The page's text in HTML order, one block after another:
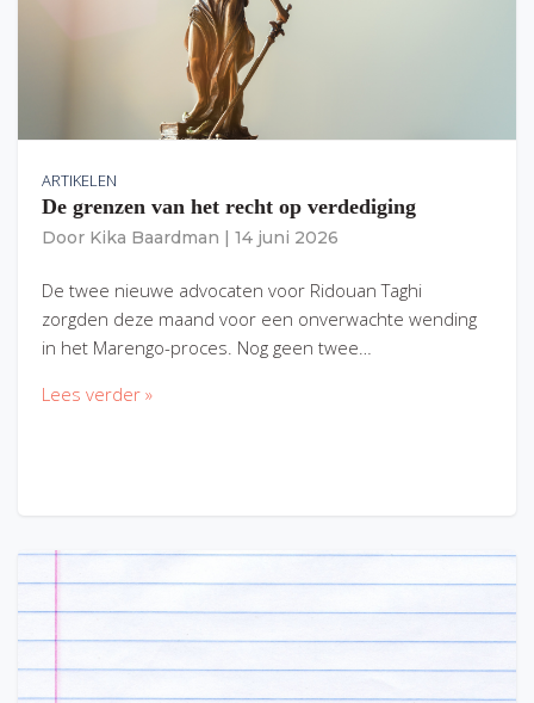
ARTIKELEN
De grenzen van het recht op verdediging
Door Kika Baardman 14 juni 2026
De twee nieuwe advocaten voor Ridouan Taghi
zorgden deze maand voor een onverwachte wending
in het Marengo-proces. Nog geen twee…
Lees verder »